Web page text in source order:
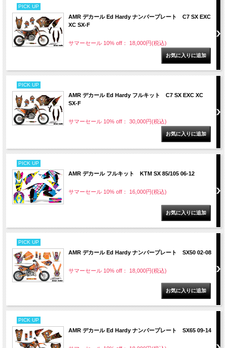
PICK UP
AMR デカール Ed Hardy ナンバープレート C7 SX EXC
XC SX-F
サマーセール 10% off： 18,000円(税込)
PICK UP
AMR デカール Ed Hardy フルキット C7 SX EXC XC
SX-F
サマーセール 10% off： 30,000円(税込)
PICK UP
AMR デカール フルキット KTM SX 85/105 06-12
サマーセール 10% off： 16,000円(税込)
PICK UP
AMR デカール Ed Hardy ナンバープレート SX50 02-08
サマーセール 10% off： 18,000円(税込)
PICK UP
AMR デカール Ed Hardy ナンバープレート SX65 09-14